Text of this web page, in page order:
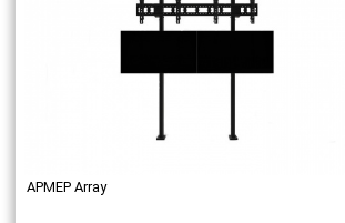
АРМЕР Array